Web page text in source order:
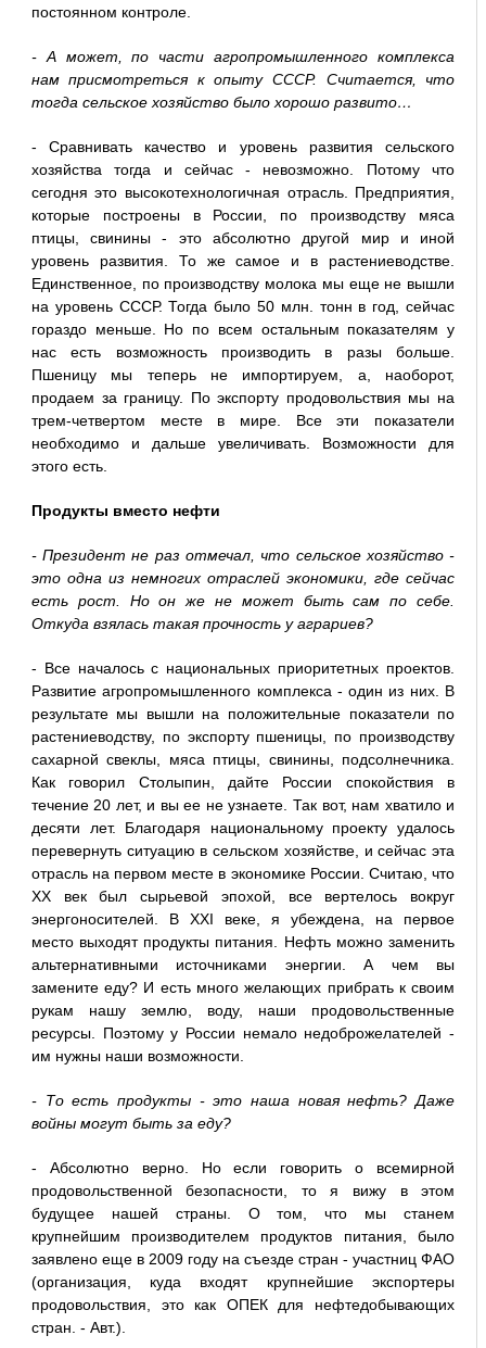
постоянном контроле.
- А может, по части агропромышленного комплекса
нам присмотреться к опыту СССР. Считается, что
тогда сельское хозяйство было хорошо развито…
- Сравнивать качество и уровень развития сельского
хозяйства тогда и сейчас - невозможно. Потому что
сегодня это высокотехнологичная отрасль. Предприятия,
которые построены в России, по производству мяса
птицы, свинины - это абсолютно другой мир и иной
уровень развития. То же самое и в растениеводстве.
Единственное, по производству молока мы еще не вышли
на уровень СССР. Тогда было 50 млн. тонн в год, сейчас
гораздо меньше. Но по всем остальным показателям у
нас есть возможность производить в разы больше.
Пшеницу мы теперь не импортируем, а, наоборот,
продаем за границу. По экспорту продовольствия мы на
трем-четвертом месте в мире. Все эти показатели
необходимо и дальше увеличивать. Возможности для
этого есть.
Продукты вместо нефти
- Президент не раз отмечал, что сельское хозяйство -
это одна из немногих отраслей экономики, где сейчас
есть рост. Но он же не может быть сам по себе.
Откуда взялась такая прочность у аграриев?
- Все началось с национальных приоритетных проектов.
Развитие агропромышленного комплекса - один из них. В
результате мы вышли на положительные показатели по
растениеводству, по экспорту пшеницы, по производству
сахарной свеклы, мяса птицы, свинины, подсолнечника.
Как говорил Столыпин, дайте России спокойствия в
течение 20 лет, и вы ее не узнаете. Так вот, нам хватило и
десяти лет. Благодаря национальному проекту удалось
перевернуть ситуацию в сельском хозяйстве, и сейчас эта
отрасль на первом месте в экономике России. Считаю, что
ХХ век был сырьевой эпохой, все вертелось вокруг
энергоносителей. В ХХI веке, я убеждена, на первое
место выходят продукты питания. Нефть можно заменить
альтернативными источниками энергии. А чем вы
замените еду? И есть много желающих прибрать к своим
рукам нашу землю, воду, наши продовольственные
ресурсы. Поэтому у России немало недоброжелателей -
им нужны наши возможности.
- То есть продукты - это наша новая нефть? Даже
войны могут быть за еду?
- Абсолютно верно. Но если говорить о всемирной
продовольственной безопасности, то я вижу в этом
будущее нашей страны. О том, что мы станем
крупнейшим производителем продуктов питания, было
заявлено еще в 2009 году на съезде стран - участниц ФАО
(организация, куда входят крупнейшие экспортеры
продовольствия, это как ОПЕК для нефтедобывающих
стран. - Авт.).